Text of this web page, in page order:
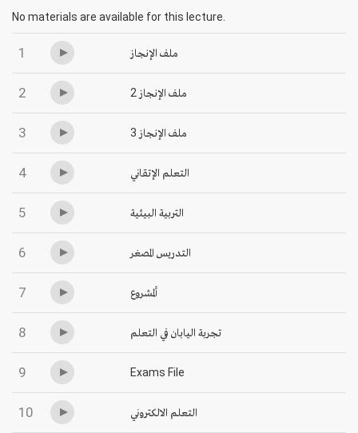
No materials are available for this lecture.
1 ملف الإنجاز
2 ملف الإنجاز 2
3 ملف الإنجاز 3
4 التعلم الإتقاني
5 التربية البيئية
6 التدريس المصغر
7 ألمشروع
8 تجربة اليابان في التعلم
9 Exams File
10 التعلم الالكتروني